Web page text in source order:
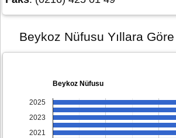
Beykoz Nüfusu Yıllara
Beykoz Nüfusu
2025
2023
2021